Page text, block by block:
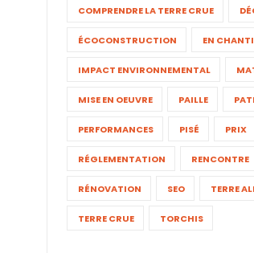
COMPRENDRE LA TERRE CRUE
ÉCOCONSTRUCTION EN
IMPACT ENVIRONNEMENTAL
MISE EN OEUVRE PAILLE
PERFORMANCES PISÉ PRIX
RÉGLEMENTATION RENCONTRE
RÉNOVATION SEO TERRE
TERRE CRUE TORCHIS